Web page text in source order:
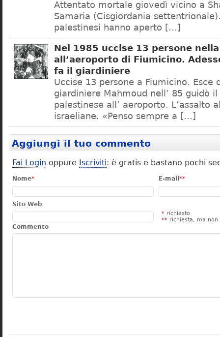
Attentato mortale giovedì vicino a
Samaria (Cisgiordania
palestinesi hanno aperto […]
Nel 1985 uccise 13 persone
all’aeroporto di Fiumicino.
fa il giardiniere
Uccise 13 persone a Fiumicino. Esce
giardiniere Mahmoud nell’ 85 guidò
palestinese all’ aeroporto. L’assalto
israeliane. «Penso sempre a […]
Aggiungi il tuo commento
Fai Login oppure Iscriviti: è gratis e bastano pochi
Nome* E-mail **
Sito Web
* richiesto
** richiesta, ma non
Commento